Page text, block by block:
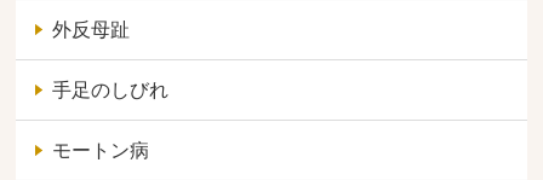
外反母趾
手足のしびれ
モートン病